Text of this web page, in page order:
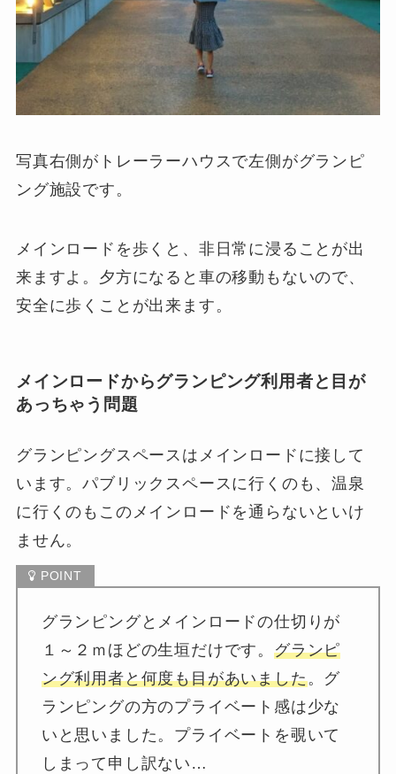
写真右側がトレーラーハウスで左側がグランピ
ング施設です。
メインロードを歩くと、非日常に浸ることが出
来ますよ。夕方になると車の移動もないので、
安全に歩くことが出来ます。
メインロードからグランピング利用者と目が
あっちゃう問題
グランピングスペースはメインロードに接して
います。パブリックスペースに行くのも、温泉
に行くのもこのメインロードを通らないといけ
ません。
グランピングとメインロードの仕切りが
１～２ｍほどの生垣だけです。グランピ
ング利用者と何度も目があいました。グ
ランピングの方のプライベート感は少な
いと思いました。プライベートを覗いて
しまって申し訳ない…